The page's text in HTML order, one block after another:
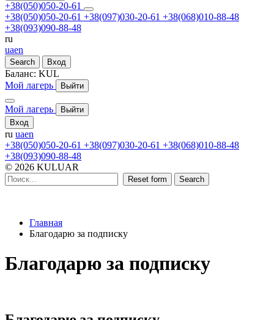
+38(050)050-20-61
+38(050)050-20-61 +38(097)030-20-61 +38(068)010-88-48
+38(093)090-88-48
ru
uaen
Search Вход
Баланс: KUL
Мой лагерь
Выйти
Мой лагерь
Выйти
Вход
ru uaen
+38(050)050-20-61 +38(097)030-20-61 +38(068)010-88-48
+38(093)090-88-48
© 2026 KULUAR
Reset form Search
Главная
Благодарю за подписку
Благодарю за подписку